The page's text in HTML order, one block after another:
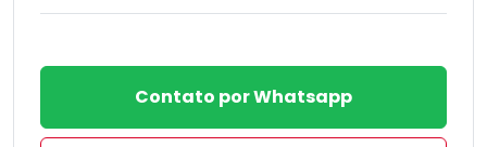
Contato por Whatsapp